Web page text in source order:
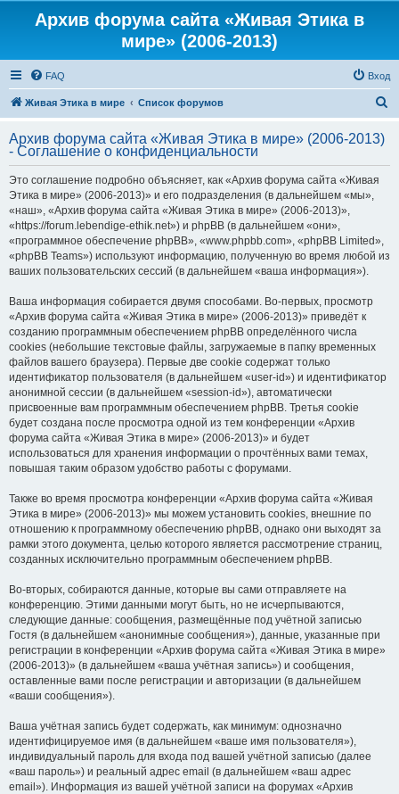
Архив форума сайта «Живая Этика в
мире» (2006-2013)
FAQ Вход
Живая Этика в мире Список форумов
с
Архив форума сайта «Живая Этика в мире» (2006-2013)
- Соглашение о конфиденциальности
Это соглашение подробно объясняет, как «Архив форума сайта «Живая
Этика в мире» (2006-2013)» и его подразделения (в дальнейшем «мы»,
«наш», «Архив форума сайта «Живая Этика в мире» (2006-2013)»,
«https://forum.lebendige-ethik.net») и phpBB (в дальнейшем «они»,
«программное обеспечение phpBB», «www.phpbb.com», «phpBB Limited»,
«phpBB Teams») используют информацию, полученную во время любой из
ваших пользовательских сессий (в дальнейшем «ваша информация»).
Ваша информация собирается двумя способами. Во-первых, просмотр
«Архив форума сайта «Живая Этика в мире» (2006-2013)» приведёт к
созданию программным обеспечением phpBB определённого числа
cookies (небольшие текстовые файлы, загружаемые в папку временных
файлов вашего браузера). Первые две cookie содержат только
идентификатор пользователя (в дальнейшем «user-id») и идентификатор
анонимной сессии (в дальнейшем «session-id»), автоматически
присвоенные вам программным обеспечением phpBB. Третья cookie
будет создана после просмотра одной из тем конференции «Архив
форума сайта «Живая Этика в мире» (2006-2013)» и будет
использоваться для хранения информации о прочтённых вами темах,
повышая таким образом удобство работы с форумами.
Также во время просмотра конференции «Архив форума сайта «Живая
Этика в мире» (2006-2013)» мы можем установить cookies, внешние по
отношению к программному обеспечению phpBB, однако они выходят за
рамки этого документа, целью которого является рассмотрение страниц,
созданных исключительно программным обеспечением phpBB.
Во-вторых, собираются данные, которые вы сами отправляете на
конференцию. Этими данными могут быть, но не исчерпываются,
следующие данные: сообщения, размещённые под учётной записью
Гостя (в дальнейшем «анонимные сообщения»), данные, указанные при
регистрации в конференции «Архив форума сайта «Живая Этика в мире»
(2006-2013)» (в дальнейшем «ваша учётная запись») и сообщения,
оставленные вами после регистрации и авторизации (в дальнейшем
«ваши сообщения»).
Ваша учётная запись будет содержать, как минимум: однозначно
идентифицируемое имя (в дальнейшем «ваше имя пользователя»),
индивидуальный пароль для входа под вашей учётной записью (далее
«ваш пароль») и реальный адрес email (в дальнейшем «ваш адрес
email»). Информация из вашей учётной записи на форумах «Архив